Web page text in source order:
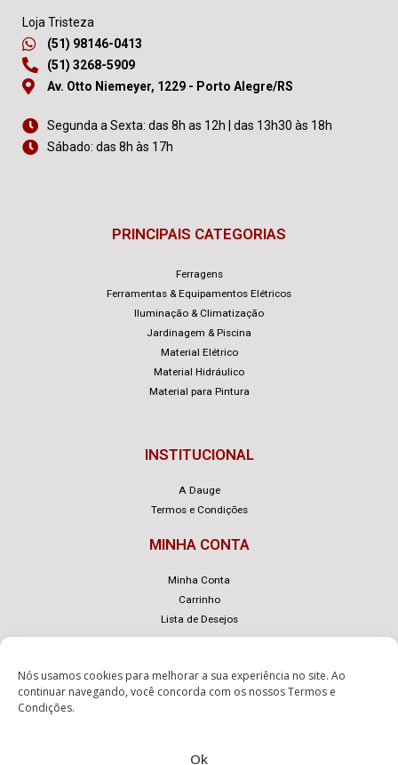
Nós usamos cookies para melhorar a sua experiência no site. Ao
continuar navegando, você concorda com os nossosTermos e
Condições.
Ok
Loja Tristeza
(51) 98146-0413
(51) 3268-5909
Av. Otto Niemeyer, 1229 - Porto Alegre/RS
Segunda a Sexta: das 8h as 12h | das 13h30 às 18h
Sábado: das 8h às 17h
PRINCIPAIS CATEGORIAS
Ferragens
Ferramentas & Equipamentos Elétricos
Iluminação & Climatização
Jardinagem & Piscina
Material Elétrico
Material Hidráulico
Material para Pintura
INSTITUCIONAL
A Dauge
Termos e Condições
MINHA CONTA
Minha Conta
Carrinho
Lista de Desejos